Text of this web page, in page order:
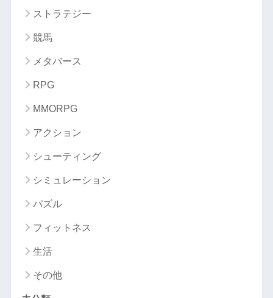
ストラテジー
競馬
メタバース
RPG
MMORPG
アクション
シューティング
シミュレーション
パズル
フィットネス
生活
その他